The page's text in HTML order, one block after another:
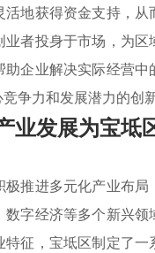
地获得资金支持，
者投身于市场，为
企业解决实际经营
争力和发展潜力的创
业发展为宝坻
极推进多元化产业布
字经济等多个新兴
征，宝坻区制定了